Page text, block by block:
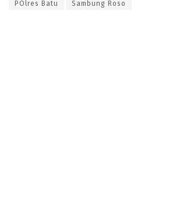
POlres Batu Sambung Roso